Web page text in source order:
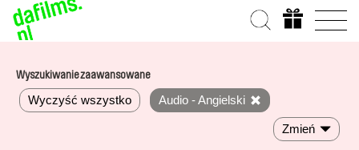
Wyszukiwanie zaawansowane
Wyczyść wszystko Audio - Angielski
Zmień